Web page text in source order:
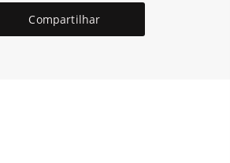
Compartilhar